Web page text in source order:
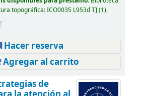
topográfica:ICO0035 L953d T (1).
Hacer reserva
Agregar al carrito
de